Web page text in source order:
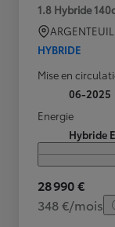
1.8 Hybride
ARGENTEUIL
HYBRIDE
Mise en
06-2025
Energie
Hybride
28 990 €
348 €/mois